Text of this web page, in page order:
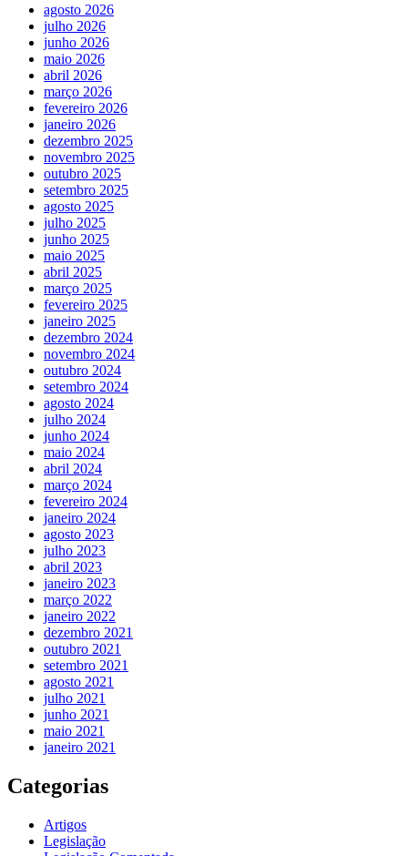
agosto 2026
julho 2026
junho 2026
maio 2026
abril 2026
março 2026
fevereiro 2026
janeiro 2026
dezembro 2025
novembro 2025
outubro 2025
setembro 2025
agosto 2025
julho 2025
junho 2025
maio 2025
abril 2025
março 2025
fevereiro 2025
janeiro 2025
dezembro 2024
novembro 2024
outubro 2024
setembro 2024
agosto 2024
julho 2024
junho 2024
maio 2024
abril 2024
março 2024
fevereiro 2024
janeiro 2024
agosto 2023
julho 2023
abril 2023
janeiro 2023
março 2022
janeiro 2022
dezembro 2021
outubro 2021
setembro 2021
agosto 2021
julho 2021
junho 2021
maio 2021
janeiro 2021
Categorias
Artigos
Legislação